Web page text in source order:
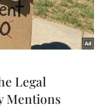
Legal
Mentions